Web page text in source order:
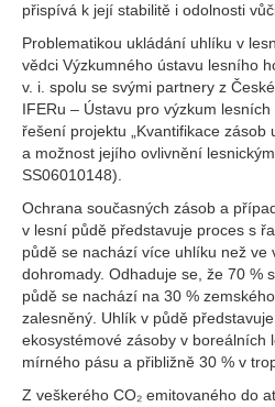
přispívá k její stabilitě i odolnosti
Problematikou ukládání uhlíku v
vědci Výzkumného ústavu lesního
v. i. spolu se svými partnery z
IFERu – Ústavu pro výzkum
řešení projektu „Kvantifikace zásob
a možnost jejího ovlivnění
SS06010148).
Ochrana současných zásob a
v lesní půdě představuje proces s
půdě se nachází více uhlíku než ve
dohromady. Odhaduje se, že 70 %
půdě se nachází na 30 %
zalesněný. Uhlík v půdě
ekosystémové zásoby v boreálních
mírného pásu a přibližně 30 % v
Z veškerého CO₂ emitovaného do